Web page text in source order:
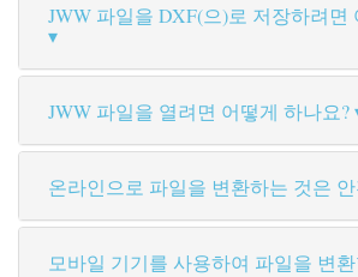
JWW 파일을 DXF(으)로 저장하려면
JWW 파일을 열려면 어떻게 하나요?
온라인으로 파일을 변환하는 것은
모바일 기기를 사용하여 파일을 변